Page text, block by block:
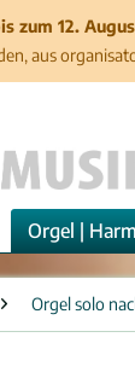
zum 12.
aus
Orgel |
Orgel solo